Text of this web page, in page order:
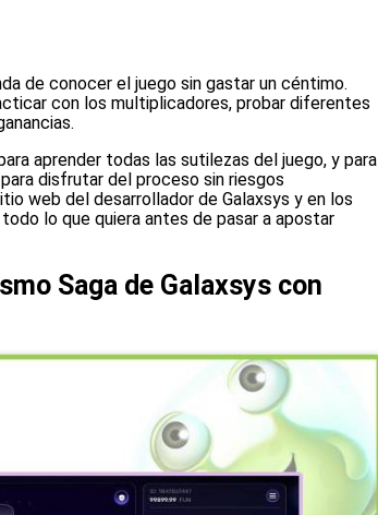
de conocer el juego sin gastar un céntimo.
con los multiplicadores, probar diferentes
aprender todas las sutilezas del juego, y para
disfrutar del proceso sin riesgos
web del desarrollador de Galaxsys y en los
lo que quiera antes de pasar a apostar
Saga de Galaxsys con